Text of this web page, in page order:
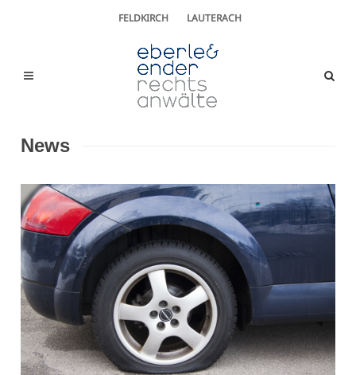
FELDKIRCH LAUTERACH
News